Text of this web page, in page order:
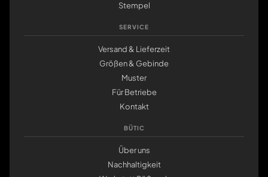
Stempel
SERVICE
Versand & Lieferzeit
Größen & Gebinde
Muster
Für Betriebe
Kontakt
BÜTIC
Über uns
Nachhaltigkeit